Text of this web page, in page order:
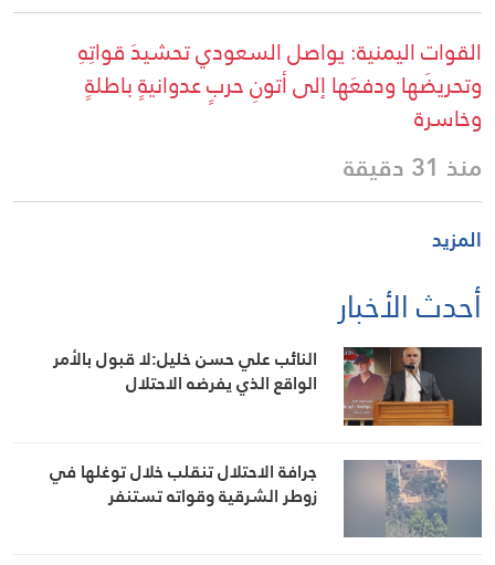
القوات اليمنية: يواصل السعودي تحشيدَ قواتِهِ
وتحريضَها ودفعَها إلى أتونِ حربٍ عدوانيةٍ باطلةٍ
وخاسرة
منذ 31 دقيقة
المزيد
أحدث الأخبار
النائب علي حسن خليل:لا قبول بالأمر
الواقع الذي يفرضه الاحتلال
جرافة الاحتلال تنقلب خلال توغلها في
زوطر الشرقية وقواته تستنفر